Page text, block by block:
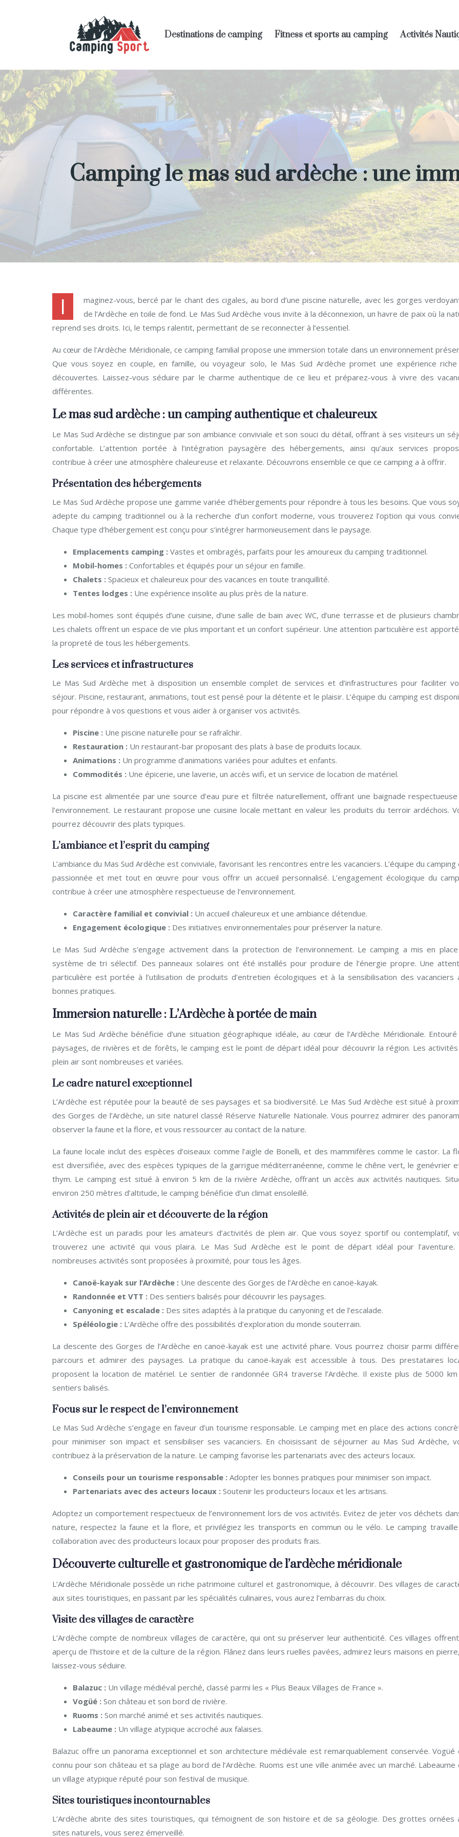
Destinations de camping Fitness et sports au camping Activités
Camping le mas sud ardèche : une
I
maginez-vous, bercé par le chant des cigales, au bord d’une piscine naturelle, avec les gorges
de l’Ardèche en toile de fond. Le Mas Sud Ardèche vous invite à la déconnexion, un havre de paix où la
reprend ses droits. Ici, le temps ralentit, permettant de se reconnecter à l’essentiel.
Au cœur de l’Ardèche Méridionale, ce camping familial propose une immersion totale dans un environnement
Que vous soyez en couple, en famille, ou voyageur solo, le Mas Sud Ardèche promet une expérience
découvertes. Laissez-vous séduire par le charme authentique de ce lieu et préparez-vous à vivre des
différentes.
Le mas sud ardèche : un camping authentique et chaleureux
Le Mas Sud Ardèche se distingue par son ambiance conviviale et son souci du détail, offrant à ses visiteurs un
confortable. L’attention portée à l’intégration paysagère des hébergements, ainsi qu’aux services
contribue à créer une atmosphère chaleureuse et relaxante. Découvrons ensemble ce que ce camping a à offrir.
Présentation des hébergements
Le Mas Sud Ardèche propose une gamme variée d’hébergements pour répondre à tous les besoins. Que vous
adepte du camping traditionnel ou à la recherche d’un confort moderne, vous trouverez l’option qui vous
Chaque type d’hébergement est conçu pour s’intégrer harmonieusement dans le paysage.
Emplacements camping : Vastes et ombragés, parfaits pour les amoureux du camping traditionnel.
Mobil-homes : Confortables et équipés pour un séjour en famille.
Chalets : Spacieux et chaleureux pour des vacances en toute tranquillité.
Tentes lodges : Une expérience insolite au plus près de la nature.
Les mobil-homes sont équipés d’une cuisine, d’une salle de bain avec WC, d’une terrasse et de plusieurs
Les chalets offrent un espace de vie plus important et un confort supérieur. Une attention particulière est
la propreté de tous les hébergements.
Les services et infrastructures
Le Mas Sud Ardèche met à disposition un ensemble complet de services et d’infrastructures pour faciliter
séjour. Piscine, restaurant, animations, tout est pensé pour la détente et le plaisir. L’équipe du camping est
pour répondre à vos questions et vous aider à organiser vos activités.
Piscine : Une piscine naturelle pour se rafraîchir.
Restauration : Un restaurant-bar proposant des plats à base de produits locaux.
Animations : Un programme d’animations variées pour adultes et enfants.
Commodités : Une épicerie, une laverie, un accès wifi, et un service de location de matériel.
La piscine est alimentée par une source d’eau pure et filtrée naturellement, offrant une baignade
l’environnement. Le restaurant propose une cuisine locale mettant en valeur les produits du terroir ardéchois.
pourrez découvrir des plats typiques.
L’ambiance et l’esprit du camping
L’ambiance du Mas Sud Ardèche est conviviale, favorisant les rencontres entre les vacanciers. L’équipe du
passionnée et met tout en œuvre pour vous offrir un accueil personnalisé. L’engagement écologique du
contribue à créer une atmosphère respectueuse de l’environnement.
Caractère familial et convivial : Un accueil chaleureux et une ambiance détendue.
Engagement écologique : Des initiatives environnementales pour préserver la nature.
Le Mas Sud Ardèche s’engage activement dans la protection de l’environnement. Le camping a mis en
système de tri sélectif. Des panneaux solaires ont été installés pour produire de l’énergie propre. Une
particulière est portée à l’utilisation de produits d’entretien écologiques et à la sensibilisation des vacanciers
bonnes pratiques.
Immersion naturelle : L’Ardèche à portée de main
Le Mas Sud Ardèche bénéficie d’une situation géographique idéale, au cœur de l’Ardèche Méridionale.
paysages, de rivières et de forêts, le camping est le point de départ idéal pour découvrir la région. Les
plein air sont nombreuses et variées.
Le cadre naturel exceptionnel
L’Ardèche est réputée pour la beauté de ses paysages et sa biodiversité. Le Mas Sud Ardèche est situé à
des Gorges de l’Ardèche, un site naturel classé Réserve Naturelle Nationale. Vous pourrez admirer des
observer la faune et la flore, et vous ressourcer au contact de la nature.
La faune locale inclut des espèces d’oiseaux comme l’aigle de Bonelli, et des mammifères comme le castor. La
est diversifiée, avec des espèces typiques de la garrigue méditerranéenne, comme le chêne vert, le genévrier
thym. Le camping est situé à environ 5 km de la rivière Ardèche, offrant un accès aux activités nautiques.
environ 250 mètres d’altitude, le camping bénéficie d’un climat ensoleillé.
Activités de plein air et découverte de la région
L’Ardèche est un paradis pour les amateurs d’activités de plein air. Que vous soyez sportif ou contemplatif,
trouverez une activité qui vous plaira. Le Mas Sud Ardèche est le point de départ idéal pour l’aventure.
nombreuses activités sont proposées à proximité, pour tous les âges.
Canoë-kayak sur l’Ardèche : Une descente des Gorges de l’Ardèche en canoë-kayak.
Randonnée et VTT : Des sentiers balisés pour découvrir les paysages.
Canyoning et escalade : Des sites adaptés à la pratique du canyoning et de l’escalade.
Spéléologie : L’Ardèche offre des possibilités d’exploration du monde souterrain.
La descente des Gorges de l’Ardèche en canoë-kayak est une activité phare. Vous pourrez choisir parmi
parcours et admirer des paysages. La pratique du canoë-kayak est accessible à tous. Des prestataires
proposent la location de matériel. Le sentier de randonnée GR4 traverse l’Ardèche. Il existe plus de 5000
sentiers balisés.
Focus sur le respect de l’environnement
Le Mas Sud Ardèche s’engage en faveur d’un tourisme responsable. Le camping met en place des actions
pour minimiser son impact et sensibiliser ses vacanciers. En choisissant de séjourner au Mas Sud Ardèche,
contribuez à la préservation de la nature. Le camping favorise les partenariats avec des acteurs locaux.
Conseils pour un tourisme responsable : Adopter les bonnes pratiques pour minimiser son impact.
Partenariats avec des acteurs locaux : Soutenir les producteurs locaux et les artisans.
Adoptez un comportement respectueux de l’environnement lors de vos activités. Evitez de jeter vos déchets
nature, respectez la faune et la flore, et privilégiez les transports en commun ou le vélo. Le camping
collaboration avec des producteurs locaux pour proposer des produits frais.
Découverte culturelle et gastronomique de l’ardèche méridionale
L’Ardèche Méridionale possède un riche patrimoine culturel et gastronomique, à découvrir. Des villages de
aux sites touristiques, en passant par les spécialités culinaires, vous aurez l’embarras du choix.
Visite des villages de caractère
L’Ardèche compte de nombreux villages de caractère, qui ont su préserver leur authenticité. Ces villages
aperçu de l’histoire et de la culture de la région. Flânez dans leurs ruelles pavées, admirez leurs maisons en
laissez-vous séduire.
Balazuc : Un village médiéval perché, classé parmi les « Plus Beaux Villages de France ».
Vogüé : Son château et son bord de rivière.
Ruoms : Son marché animé et ses activités nautiques.
Labeaume : Un village atypique accroché aux falaises.
Balazuc offre un panorama exceptionnel et son architecture médiévale est remarquablement conservée. Vogüé
connu pour son château et sa plage au bord de l’Ardèche. Ruoms est une ville animée avec un marché. Labeaume
un village atypique réputé pour son festival de musique.
Sites touristiques incontournables
L’Ardèche abrite des sites touristiques, qui témoignent de son histoire et de sa géologie. Des grottes ornées
sites naturels, vous serez émerveillé.